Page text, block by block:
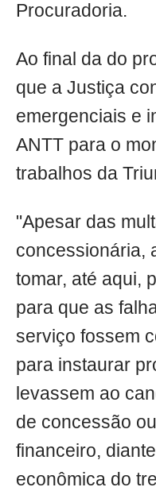
Procuradoria.
Ao final da do
que a Justiça
emergenciais e
ANTT para o
trabalhos da
"Apesar das
concessionária,
tomar, até aqui,
para que as
serviço fossem
para instaurar
levassem ao
de concessão
financeiro,
econômica do